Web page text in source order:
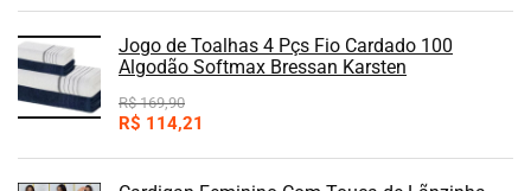
Jogo de Toalhas 4 Pçs Fio Cardado 100
Algodão Softmax Bressan Karsten
R$169,90
R$ 114,21